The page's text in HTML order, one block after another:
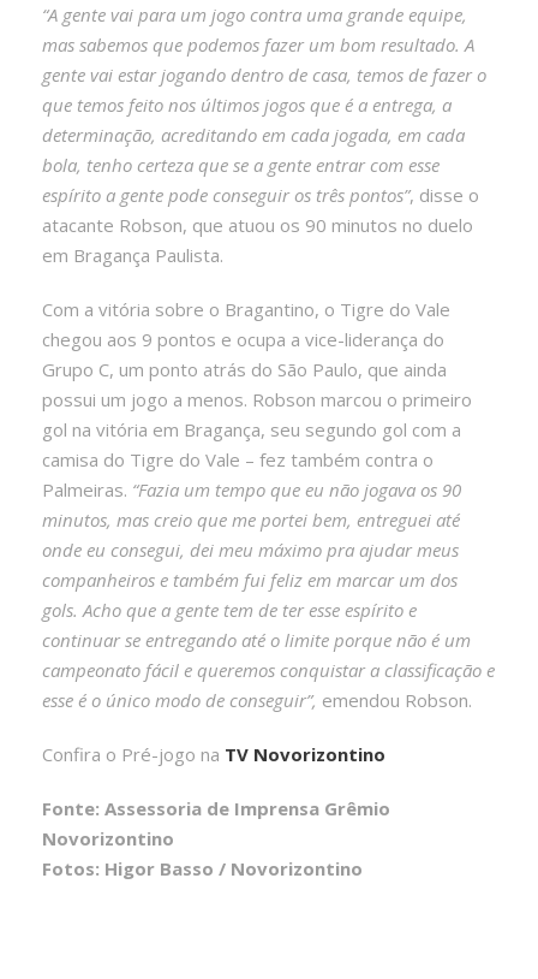
“A gente vai para um jogo contra uma grande equipe,
mas sabemos que podemos fazer um bom resultado. A
gente vai estar jogando dentro de casa, temos de fazer o
que temos feito nos últimos jogos que é a entrega, a
determinação, acreditando em cada jogada, em cada
bola, tenho certeza que se a gente entrar com esse
espírito a gente pode conseguir os três pontos”, disse o
atacante Robson, que atuou os 90 minutos no duelo
em Bragança Paulista.
Com a vitória sobre o Bragantino, o Tigre do Vale
chegou aos 9 pontos e ocupa a vice-liderança do
Grupo C, um ponto atrás do São Paulo, que ainda
possui um jogo a menos. Robson marcou o primeiro
gol na vitória em Bragança, seu segundo gol com a
camisa do Tigre do Vale – fez também contra o
Palmeiras. “Fazia um tempo que eu não jogava os 90
minutos, mas creio que me portei bem, entreguei até
onde eu consegui, dei meu máximo pra ajudar meus
companheiros e também fui feliz em marcar um dos
gols. Acho que a gente tem de ter esse espírito e
continuar se entregando até o limite porque não é um
campeonato fácil e queremos conquistar a classificação e
esse é o único modo de conseguir”, emendou Robson.
Confira o Pré-jogo na TV Novorizontino
Fonte: Assessoria de Imprensa Grêmio
Novorizontino
Fotos: Higor Basso / Novorizontino